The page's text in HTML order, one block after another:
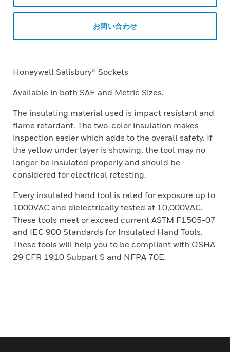
お問い合わせ
Honeywell Salisbury® Sockets
Available in both SAE and Metric Sizes.
The insulating material used is impact resistant and
flame retardant. The two-color insulation makes
inspection easier which adds to the overall safety. If
the yellow under layer is showing, the tool may no
longer be insulated properly and should be
considered for electrical retesting.
Every insulated hand tool is rated for exposure up to
1000VAC and dielectrically tested at 10,000VAC.
These tools meet or exceed current ASTM F1505-07
and IEC 900 Standards for Insulated Hand Tools.
These tools will help you to be compliant with OSHA
29 CFR 1910 Subpart S and NFPA 70E.